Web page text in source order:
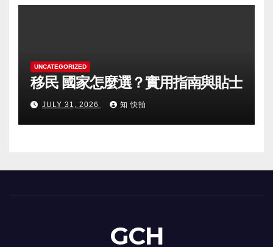
UNCATEGORIZED
移民 國家怎麼選？實用指南與貼士
JULY 31, 2026 知 快拍
GCH